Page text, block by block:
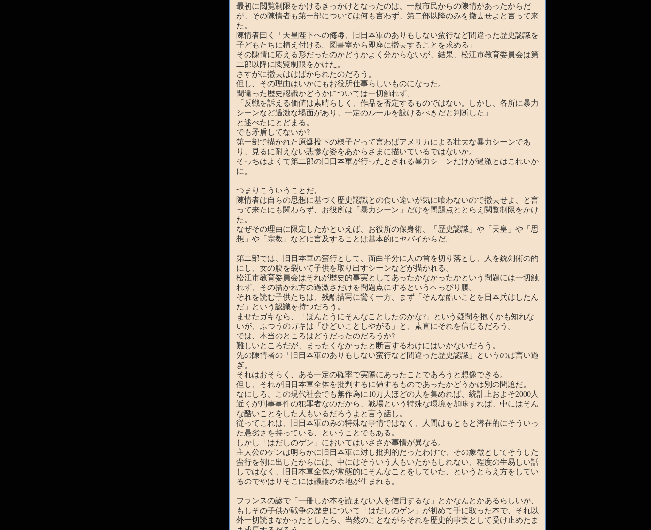
最初に閲覧制限をかけるきっかけとなったのは、一般市民からの陳情があったからだ
が、その陳情者も第一部については何も言わず、第二部以降のみを撤去せよと言って来
た。
陳情者曰く「天皇陛下への侮辱、旧日本軍のありもしない蛮行など間違った歴史認識を
子どもたちに植え付ける。図書室から即座に撤去することを求める」
その陳情に応える形だったのかどうかよく分からないが、結果、松江市教育委員会は第
二部以降に閲覧制限をかけた。
さすがに撤去ははばかられたのだろう。
但し、その理由はいかにもお役所仕事らしいものになった。
間違った歴史認識かどうかについては一切触れず、
「反戦を訴える価値は素晴らしく、作品を否定するものではない。しかし、各所に暴力
シーンなど過激な場面があり、一定のルールを設けるべきだと判断した」
と述べたにとどまる。
でも矛盾してないか?
第一部で描かれた原爆投下の様子だって言わばアメリカによる壮大な暴力シーンであ
り、見るに耐えない悲惨な姿をあからさまに描いているではないか。
そっちはよくて第二部の旧日本軍が行ったとされる暴力シーンだけが過激とはこれいか
に。
つまりこういうことだ。
陳情者は自らの思想に基づく歴史認識との食い違いが気に喰わないので撤去せよ、と言
って来たにも関わらず、お役所は「暴力シーン」だけを問題点ととらえ閲覧制限をかけ
た。
なぜその理由に限定したかといえば、お役所の保身術、「歴史認識」や「天皇」や「思
想」や「宗教」などに言及することは基本的にヤバイからだ。
第二部では、旧日本軍の蛮行として、面白半分に人の首を切り落とし、人を銃剣術の的
にし、女の腹を裂いて子供を取り出すシーンなどが描かれる。
松江市教育委員会はそれが歴史的事実としてあったかなかったかという問題には一切触
れず、その描かれ方の過激さだけを問題点にするというへっぴり腰。
それを読む子供たちは、残酷描写に驚く一方、まず「そんな酷いことを日本兵はしたん
だ」という認識を持つだろう。
ませたガキなら、「ほんとうにそんなことしたのかな?」という疑問を抱くかも知れな
いが、ふつうのガキは「ひどいことしやがる」と、素直にそれを信じるだろう。
では、本当のところはどうだったのだろうか?
難しいところだが、まったくなかったと断言するわけにはいかないだろう。
先の陳情者の「旧日本軍のありもしない蛮行など間違った歴史認識」というのは言い過
ぎ。
それはおそらく、ある一定の確率で実際にあったことであろうと想像できる。
但し、それが旧日本軍全体を批判するに値するものであったかどうかは別の問題だ。
なにしろ、この現代社会でも無作為に10万人ほどの人を集めれば、統計上およそ2000人
近くが刑事事件の犯罪者なのだから、戦場という特殊な環境を加味すれば、中にはそん
な酷いことをした人もいるだろうよと言う話し。
従ってこれは、旧日本軍のみの特殊な事情ではなく、人間はもともと潜在的にそういっ
た愚劣さを持っている、ということでもある。
しかし「はだしのゲン」においてはいささか事情が異なる。
主人公のゲンは明らかに旧日本軍に対し批判的だったわけで、その象徴としてそうした
蛮行を例に出したからには、中にはそういう人もいたかもしれない、程度の生易しい話
しではなく、旧日本軍全体が常態的にそんなことをしていた、というとらえ方をしてい
るのでやはりそこには議論の余地が生まれる。
フランスの諺で「一冊しか本を読まない人を信用するな」とかなんとかあるらしいが、
もしその子供が戦争の歴史について「はだしのゲン」が初めて手に取った本で、それ以
外一切読まなかったとしたら、当然のことながらそれを歴史的事実として受け止めたま